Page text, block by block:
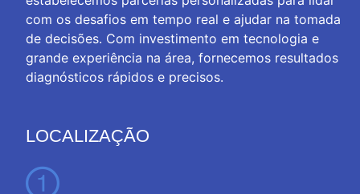
com os desafios em tempo real e ajudar na tomada
de decisões. Com investimento em tecnologia e
grande experiência na área, fornecemos resultados
diagnósticos rápidos e precisos.
LOCALIZAÇÃO